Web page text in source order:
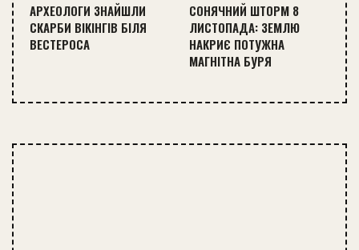
АРХЕОЛОГИ ЗНАЙШЛИ
СКАРБИ ВІКІНГІВ БІЛЯ
ВЕСТЕРОСА
СОНЯЧНИЙ ШТОРМ 8
ЛИСТОПАДА: ЗЕМЛЮ
НАКРИЄ ПОТУЖНА
МАГНІТНА БУРЯ